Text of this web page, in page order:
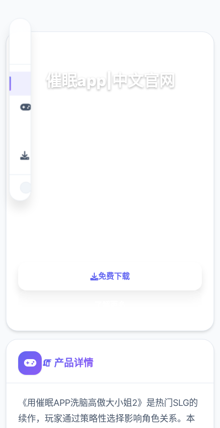
催眠app|中文官网
免费下载
🧯 产品详情
《用催眠APP洗脑高傲大小姐2》是热门SLG的
续作，玩家通过策略性选择影响角色关系。本